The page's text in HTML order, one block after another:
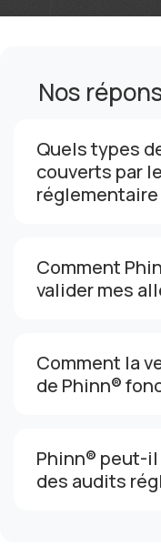
Nos
Quels types
couverts par
réglementaire
Comment
valider mes
Comment la
de Phinn®
Phinn® peut-il
des audits